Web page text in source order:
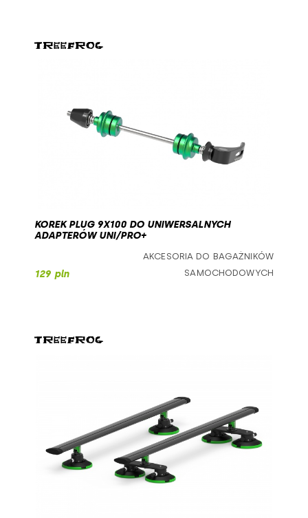
KOREK PLUG 9X100 DO UNIWERSALNYCH
ADAPTERÓW UNI/PRO+
129 pln
AKCESORIA DO BAGAŻNIKÓW
SAMOCHODOWYCH